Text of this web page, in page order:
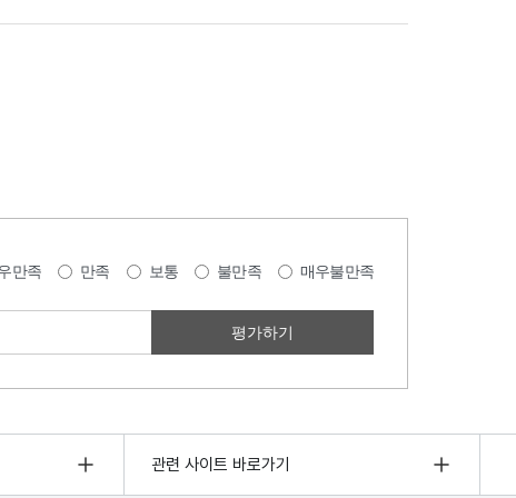
만족 만족 보통 불만족 매우불만족
관련 사이트 바로가기